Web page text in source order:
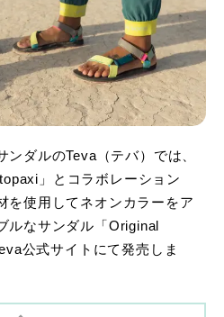
ダルのTeva（テバ）では、
」とコラボレーション
を使用してネオンカラーをア
ルなサンダル「Original
公式サイトにて発売しま